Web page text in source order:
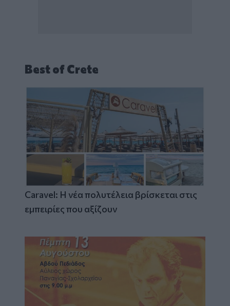
Best of Crete
Caravel: Η νέα πολυτέλεια βρίσκεται στις
εμπειρίες που αξίζουν